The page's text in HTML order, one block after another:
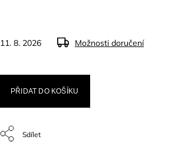
11. 8. 2026 Možnosti doručení
PŘIDAT DO KOŠÍKU
Sdílet